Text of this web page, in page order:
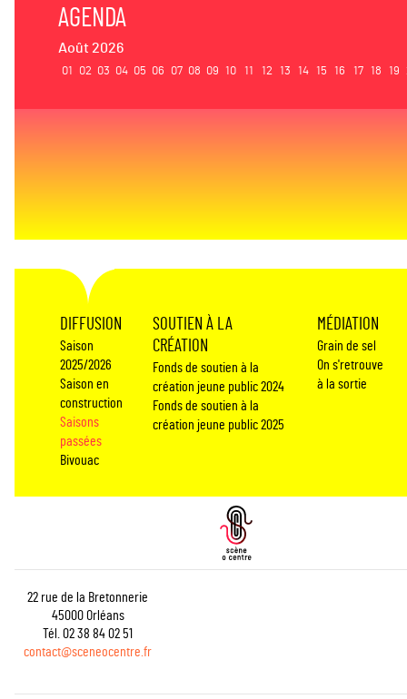
AGENDA
Août 2026
01 02 03 04 05 06 07 08 09 10 11 12 13 14 15 16 17 18 19
DIFFUSION
Saison
2025/2026
Saison en
construction
Saisons
passées
Bivouac
SOUTIEN À LA
CRÉATION
Fonds de soutien à la
création jeune public 2024
Fonds de soutien à la
création jeune public 2025
MÉDIATION
Grain de sel
On s'retrouve
à la sortie
22 rue de la Bretonnerie
45000 Orléans
Tél. 02 38 84 02 51
contact@sceneocentre.fr